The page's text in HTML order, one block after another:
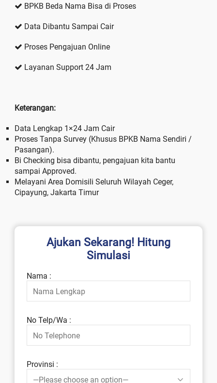
BPKB Beda Nama Bisa di Proses
Data Dibantu Sampai Cair
Proses Pengajuan Online
Layanan Support 24 Jam
Keterangan:
Data Lengkap 1×24 Jam Cair
Proses Tanpa Survey (Khusus BPKB Nama Sendiri /
Pasangan).
Bi Checking bisa dibantu, pengajuan kita bantu
sampai Approved.
Melayani Area Domisili Seluruh Wilayah Ceger,
Cipayung, Jakarta Timur
Ajukan Sekarang! Hitung
Simulasi
Nama :
No Telp/Wa :
Provinsi :